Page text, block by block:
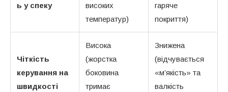
ь у спеку
високих
температур)
гаряче
покриття)
Чіткість
керування на
швидкості
Висока
(жорстка
боковина
тримає
Знижена
(відчувається
«м’якість» та
валкість